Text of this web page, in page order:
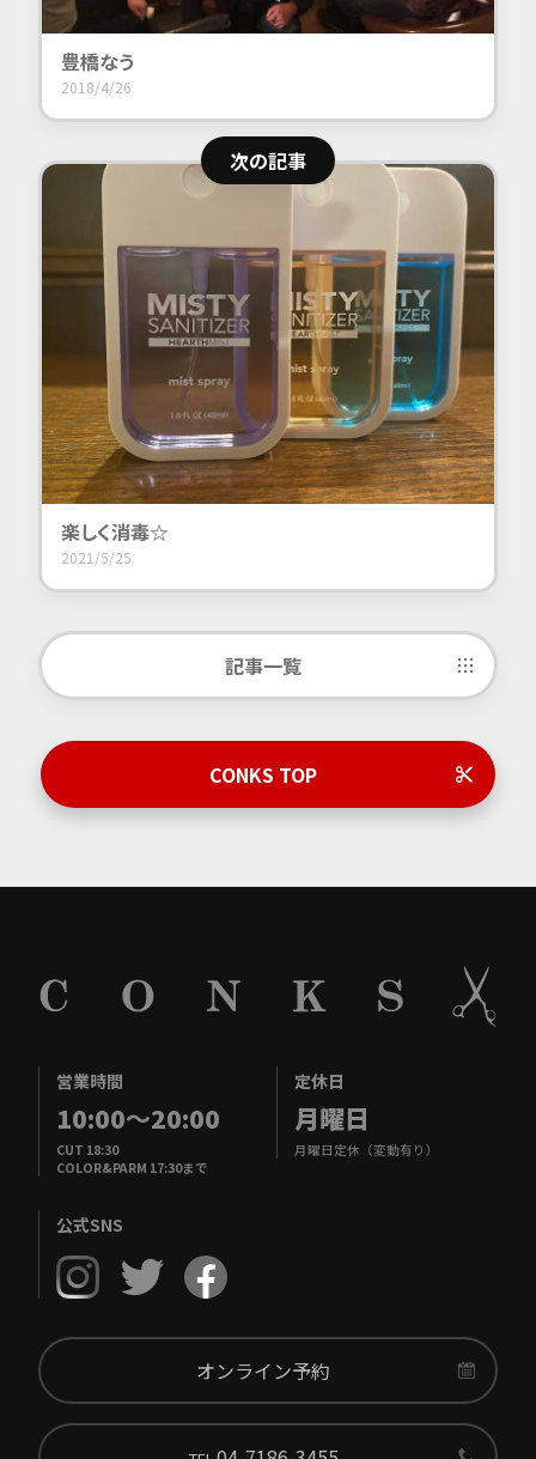
豊橋なう
2018/4/26
次の記事
楽しく消毒☆
2021/5/25
記事一覧
CONKS TOP
営業時間
10:00～20:00
CUT 18:30
COLOR&PARM 17:30まで
定休日
月曜日
月曜日定休（変動有り）
公式SNS
オンライン予約